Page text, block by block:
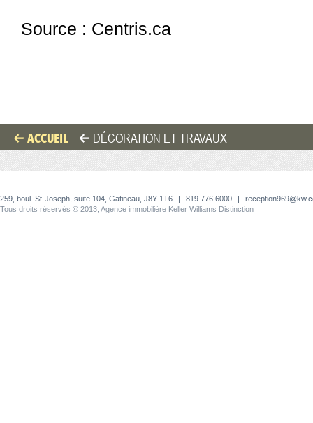
Source : Centris.ca
ACCUEIL DÉCORATION ET TRAVAUX
259, boul. St-Joseph, suite 104, Gatineau, J8Y 1T6 | 819.776.6000 |
Tous droits réservés © 2013, Agence immobilière Keller Williams Distinction